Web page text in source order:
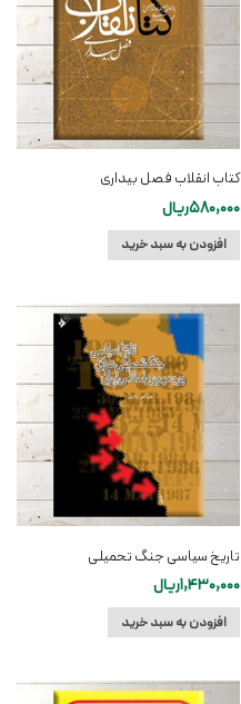
کتاب انقلاب فصل بیداری
580,000ریال
افزودن به سبد خرید
تاریخ سیاسی جنگ تحمیلی
1,430,000ریال
افزودن به سبد خرید